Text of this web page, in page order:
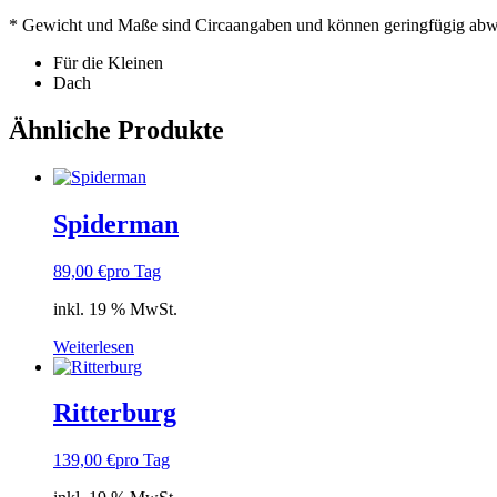
* Gewicht und Maße sind Circaangaben und können geringfügig
Für die Kleinen
Dach
Ähnliche Produkte
Spiderman
89,00 €pro Tag
inkl. 19 % MwSt.
Weiterlesen
Ritterburg
139,00 €pro Tag